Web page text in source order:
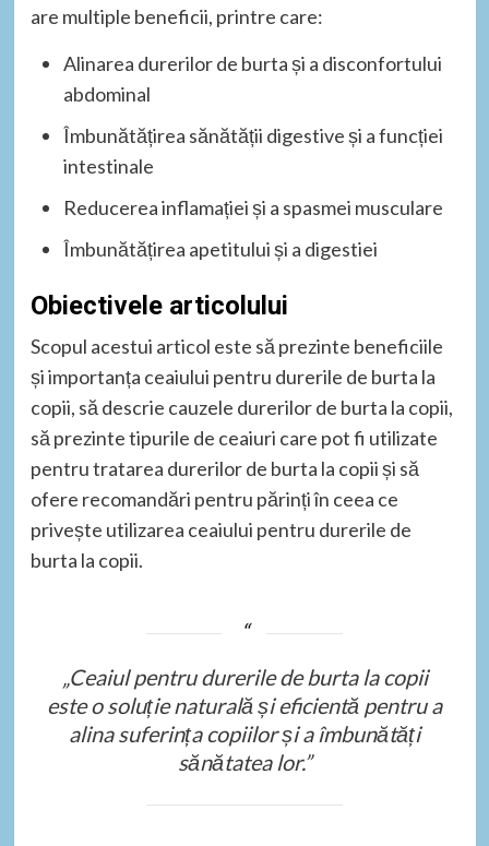
are multiple beneficii, printre care:
Alinarea durerilor de burta și a disconfortului
abdominal
Îmbunătățirea sănătății digestive și a funcției
intestinale
Reducerea inflamației și a spasmei musculare
Îmbunătățirea apetitului și a digestiei
Obiectivele articolului
Scopul acestui articol este să prezinte beneficiile
și importanța ceaiului pentru durerile de burta la
copii, să descrie cauzele durerilor de burta la copii,
să prezinte tipurile de ceaiuri care pot fi utilizate
pentru tratarea durerilor de burta la copii și să
ofere recomandări pentru părinți în ceea ce
privește utilizarea ceaiului pentru durerile de
burta la copii.
„Ceaiul pentru durerile de burta la copii
este o soluție naturală și eficientă pentru a
alina suferința copiilor și a îmbunătăți
sănătatea lor.”